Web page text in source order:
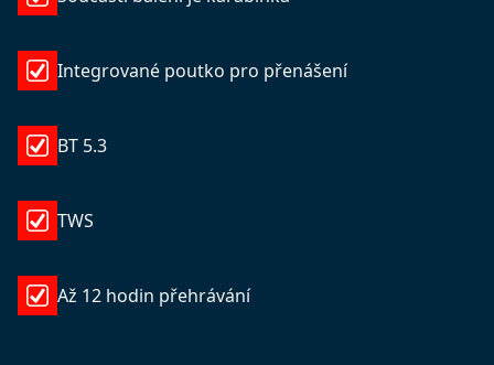
Integrované poutko pro přenášení
BT 5.3
TWS
Až 12 hodin přehrávání